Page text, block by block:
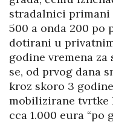
stradalnici
500 a onda 200 po
dotirani u
godine vremena
se, od prvog dana
kroz skoro 3
mobilizirane tvrtke
cca 1.000 eura “po